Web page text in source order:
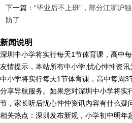
下一篇：“毕业后不上班”，部分江浙沪
防了
新闻说明
深圳中小学将实行每天1节体育课，高中
友情提示，本站所有中小学,忧心忡忡资
中小学将实行每天1节体育课，高中每周3
分享导航服务。如果您对深圳中小学将实
节，家长听后忧心忡忡资讯内容有什么疑
相关热点：深圳发布新规，小学初中明年